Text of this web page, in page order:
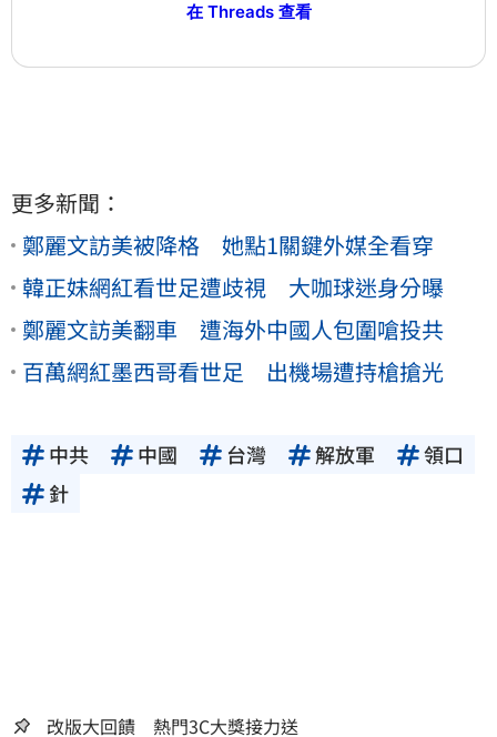
在 Threads 查看
更多新聞：
鄭麗文訪美被降格 她點1關鍵外媒全看穿
韓正妹網紅看世足遭歧視 大咖球迷身分曝
鄭麗文訪美翻車 遭海外中國人包圍嗆投共
百萬網紅墨西哥看世足 出機場遭持槍搶光
中共 中國 台灣 解放軍
領口
針
改版大回饋 熱門3C大獎接力送